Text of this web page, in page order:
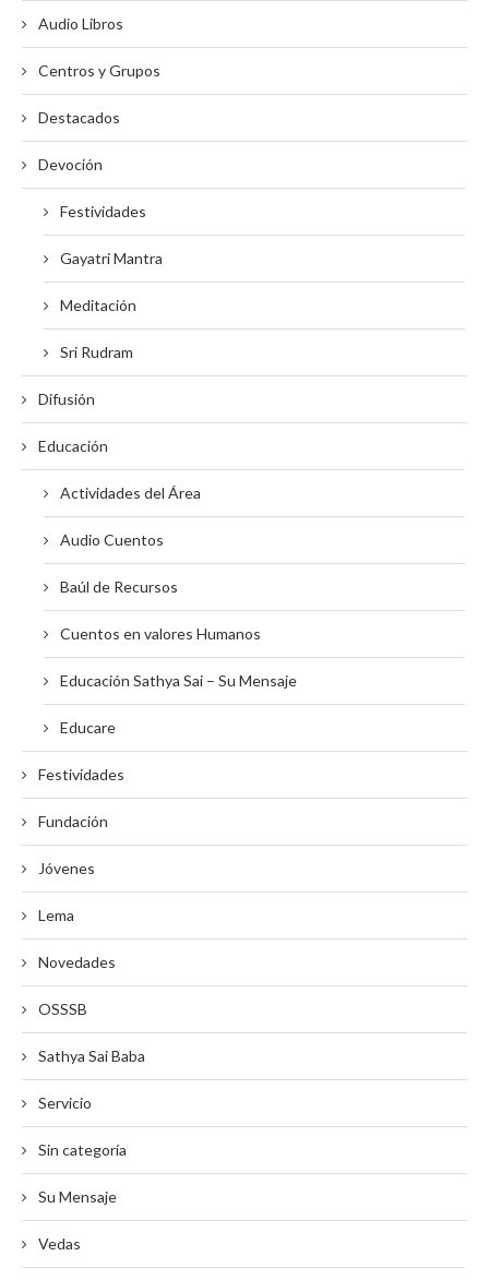
Audio Libros
Centros y Grupos
Destacados
Devoción
Festividades
Gayatri Mantra
Meditación
Sri Rudram
Difusión
Educación
Actividades del Área
Audio Cuentos
Baúl de Recursos
Cuentos en valores Humanos
Educación Sathya Sai – Su Mensaje
Educare
Festividades
Fundación
Jóvenes
Lema
Novedades
OSSSB
Sathya Sai Baba
Servicio
Sin categoría
Su Mensaje
Vedas